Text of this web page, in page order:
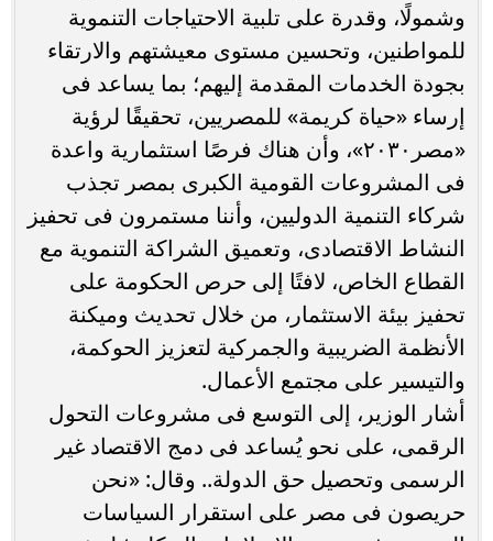
وشمولًا، وقدرة على تلبية الاحتياجات التنموية
للمواطنين، وتحسين مستوى معيشتهم والارتقاء
بجودة الخدمات المقدمة إليهم؛ بما يساعد فى
إرساء «حياة كريمة» للمصريين، تحقيقًا لرؤية
«مصر٢٠٣٠»، وأن هناك فرصًا استثمارية واعدة
فى المشروعات القومية الكبرى بمصر تجذب
شركاء التنمية الدوليين، وأننا مستمرون فى تحفيز
النشاط الاقتصادى، وتعميق الشراكة التنموية مع
القطاع الخاص، لافتًا إلى حرص الحكومة على
تحفيز بيئة الاستثمار، من خلال تحديث وميكنة
الأنظمة الضريبية والجمركية لتعزيز الحوكمة،
والتيسير على مجتمع الأعمال.
أشار الوزير، إلى التوسع فى مشروعات التحول
الرقمى، على نحو يُساعد فى دمج الاقتصاد غير
الرسمى وتحصيل حق الدولة.. وقال: «نحن
حريصون فى مصر على استقرار السياسات